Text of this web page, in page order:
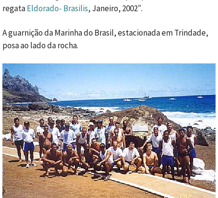
regataEldorado- Brasilis, Janeiro, 2002″.
A guarnição da Marinha do Brasil, estacionada em Trindade,
posa ao lado da rocha.